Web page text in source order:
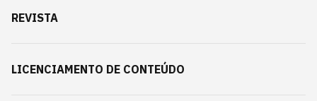
REVISTA
LICENCIAMENTO DE CONTEÚDO